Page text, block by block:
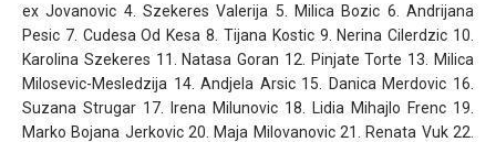
ex Jovanovic 4. Szekeres Valerija 5. Milica Bozic 6. Andrijana
Pesic 7. Cudesa Od Kesa 8. Tijana Kostic 9. Nerina Cilerdzic 10.
Karolina Szekeres 11. Natasa Goran 12. Pinjate Torte 13. Milica
Milosevic-Mesledzija 14. Andjela Arsic 15. Danica Merdovic 16.
Suzana Strugar 17. Irena Milunovic 18. Lidia Mihajlo Frenc 19.
Marko Bojana Jerkovic 20. Maja Milovanovic 21. Renata Vuk 22.